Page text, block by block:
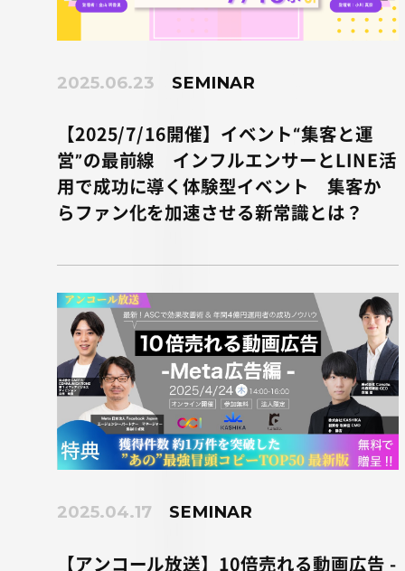
2025.06.23 SEMINAR
【2025/7/16開催】イベント“集客と運
営”の最前線 インフルエンサーとLINE活
用で成功に導く体験型イベント 集客か
らファン化を加速させる新常識とは？
2025.04.17 SEMINAR
【アンコール放送】10倍売れる動画広告 -